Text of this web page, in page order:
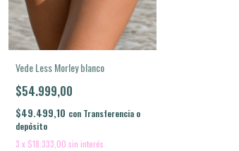
Vede Less Morley blanco
$54.999,00
$49.499,10 con Transferencia o
depósito
3 x $18.333,00 sin interés